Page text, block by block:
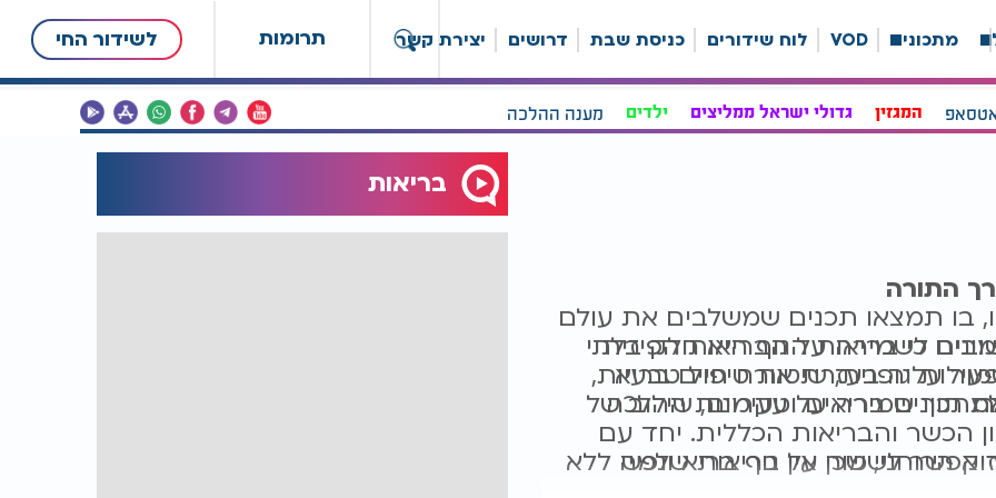
תרומות לשידור החי מתכונים VOD לוח שידורים כניסת שבת דרושים יצירת קשר
המגזין גדולי ישראל ממליצים ילדים מענה ההלכה
התורה
בו תמצאו תכנים שמשלבים את עולם
כי בריאות הגוף היא חלק בלתי
עליה בעזרת אורח חיים בריא
לשמירה על הבריאות הפיזית
גופנית, שיטות טיפול טבעיות,
תוך שמירה על עקרונות ההלכה
בריאים וטעימים, שילוב של
הכשר והבריאות הכללית. יחד עם
הרוחני, שכן אין בריאות שלמה ללא
אפשר לשמור על גוף בריא ונפש
בריאות